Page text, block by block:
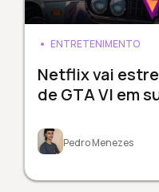
ENTRETENIMENTO
Netflix vai
de GTA VI em
Pedro Menezes